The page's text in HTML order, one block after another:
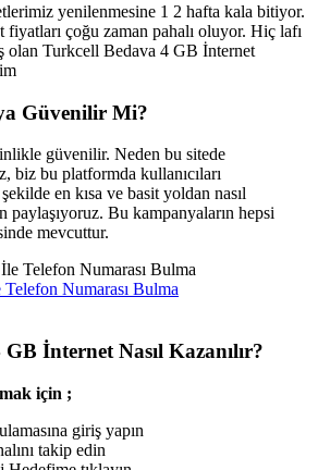
yenilenmesine 1 2 hafta kala bitiyor.
çoğu zaman pahalı oluyor. Hiç lafı
olan Turkcell Bedava 4 GB İnternet
Güvenilir Mi?
güvenilir. Neden bu sitede
biz bu platformda kullanıcıları
en kısa ve basit yoldan nasıl
paylaşıyoruz. Bu kampanyaların hepsi
mevcuttur.
Numarası Bulma
İnternet Nasıl Kazanılır?
için ;
giriş yapın
takip edin